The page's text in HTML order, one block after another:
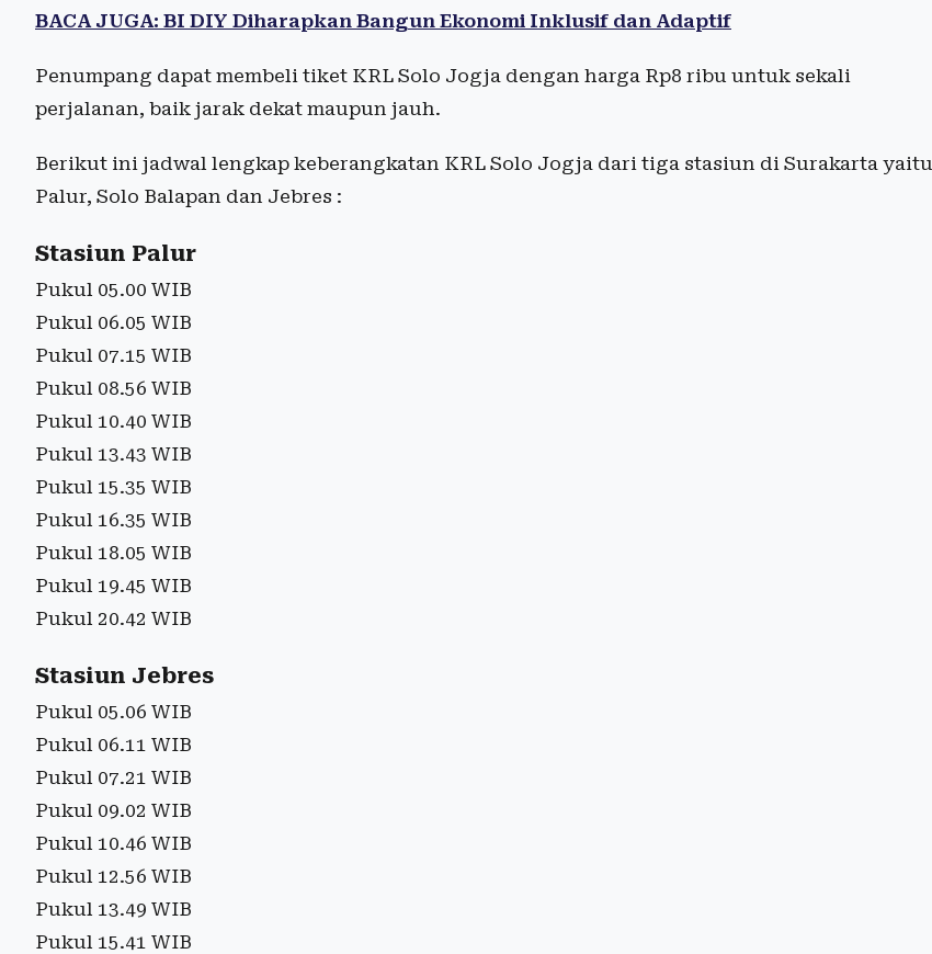
BACA JUGA: BI DIY Diharapkan Bangun Ekonomi Inklusif dan Adaptif
Penumpang dapat membeli tiket KRL Solo Jogja dengan harga Rp8 ribu untuk sekali
perjalanan, baik jarak dekat maupun jauh.
Berikut ini jadwal lengkap keberangkatan KRL Solo Jogja dari tiga stasiun di Surakarta yaitu
Palur, Solo Balapan dan Jebres :
Stasiun Palur
Pukul 05.00 WIB
Pukul 06.05 WIB
Pukul 07.15 WIB
Pukul 08.56 WIB
Pukul 10.40 WIB
Pukul 13.43 WIB
Pukul 15.35 WIB
Pukul 16.35 WIB
Pukul 18.05 WIB
Pukul 19.45 WIB
Pukul 20.42 WIB
Stasiun Jebres
Pukul 05.06 WIB
Pukul 06.11 WIB
Pukul 07.21 WIB
Pukul 09.02 WIB
Pukul 10.46 WIB
Pukul 12.56 WIB
Pukul 13.49 WIB
Pukul 15.41 WIB